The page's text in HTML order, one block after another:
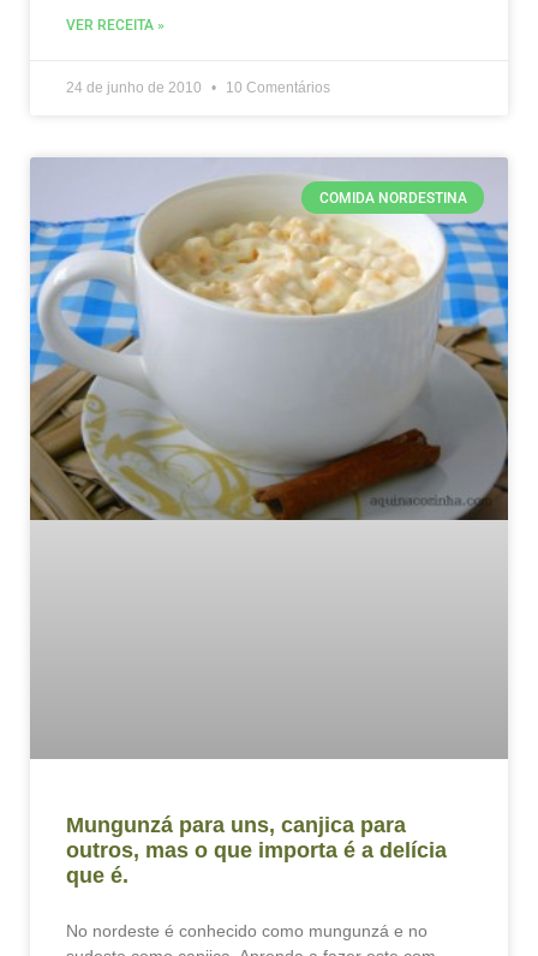
VER RECEITA »
24 de junho de 2010 10 Comentários
COMIDA NORDESTINA
Mungunzá para uns, canjica para
outros, mas o que importa é a delícia
que é.
No nordeste é conhecido como mungunzá e no